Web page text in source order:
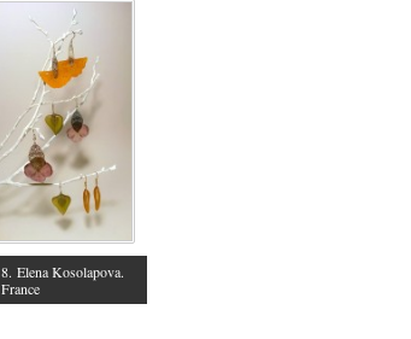
8. Elena Kosolapova.
France